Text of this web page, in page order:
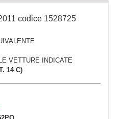
codice 1528725
VETTURE INDICATE
14 C)